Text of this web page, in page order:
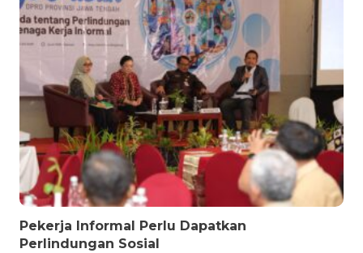
Pekerja Informal Perlu Dapatkan
Perlindungan Sosial